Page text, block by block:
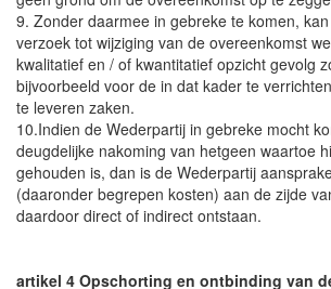
9. Zonder daarmee in gebreke te komen,
verzoek tot wijziging van de overeenkomst
kwalitatief en / of kwantitatief opzicht gevolg
bijvoorbeeld voor de in dat kader te
te leveren zaken.
10.Indien de Wederpartij in gebreke mocht
deugdelijke nakoming van hetgeen waartoe
gehouden is, dan is de Wederpartij
(daaronder begrepen kosten) aan de zijde
daardoor direct of indirect ontstaan.
artikel 4 Opschorting en ontbinding van